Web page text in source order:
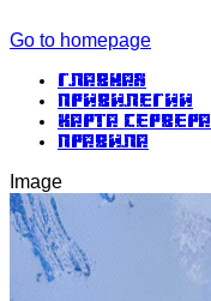
Go to homepage
Главная
Привилегии
Карта сервера
Правила
Image